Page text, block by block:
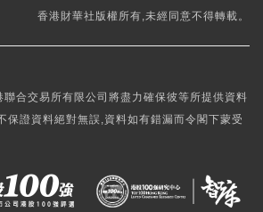
香港財華社版權所有,未經同意不得轉載。
合交易所有限公司將盡力確保彼等所提供資料
保證資料絕對無誤,資料如有錯漏而令閣下蒙受